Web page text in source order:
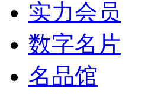
实力会员
数字名片
名品馆